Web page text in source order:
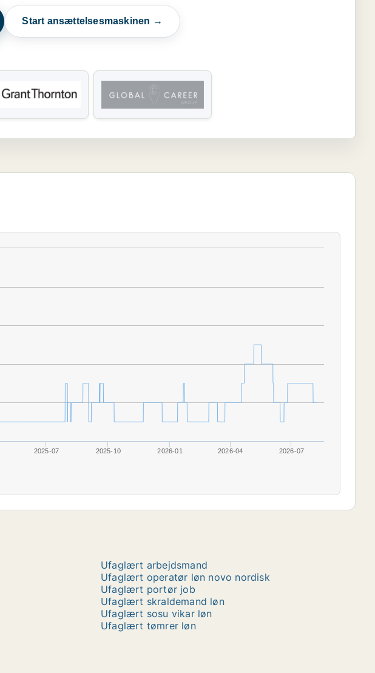
Start ansættelsesmaskinen →
2025-07 2025-10 2026-01 2026-04 2026-07
Ufaglært arbejdsmand
Ufaglært operatør løn novo nordisk
Ufaglært portør job
Ufaglært skraldemand løn
Ufaglært sosu vikar løn
Ufaglært tømrer løn